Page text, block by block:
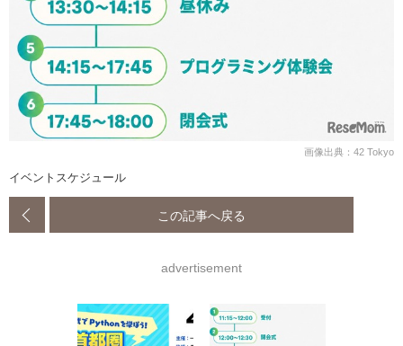
画像出典：42 Tokyo
イベントスケジュール
この記事へ戻る
advertisement